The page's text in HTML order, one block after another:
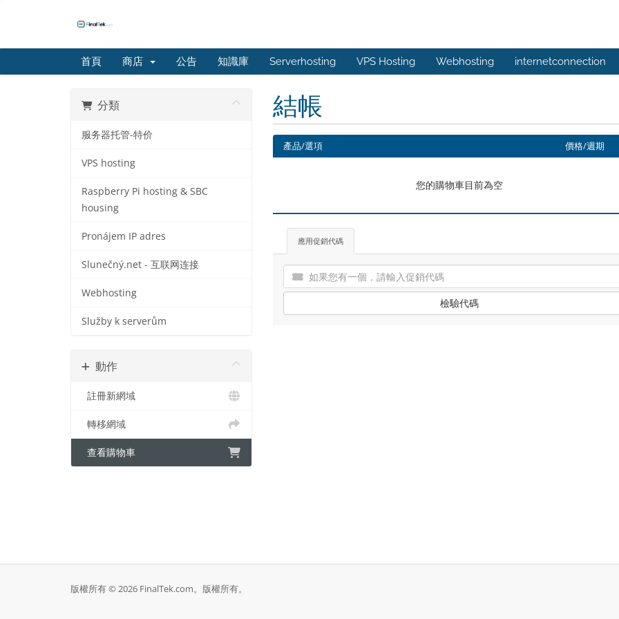
首頁 商店 公告 知識庫 Serverhosting VPS Hosting Webhosting internetconnection
分類
服务器托管-特价
VPS hosting
Raspberry Pi hosting & SBC
housing
Pronájem IP adres
Slunečný.net - 互联网连接
Webhosting
Služby k serverům
動作
註冊新網域
轉移網域
查看購物車
結帳
產品/選項 價格/週期
您的購物車目前為空
應用促銷代碼
檢驗代碼
版權所有 © 2026 FinalTek.com。版權所有。